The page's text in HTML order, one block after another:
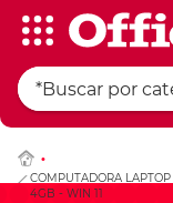
COMPUTADORA
4GB - WIN 11